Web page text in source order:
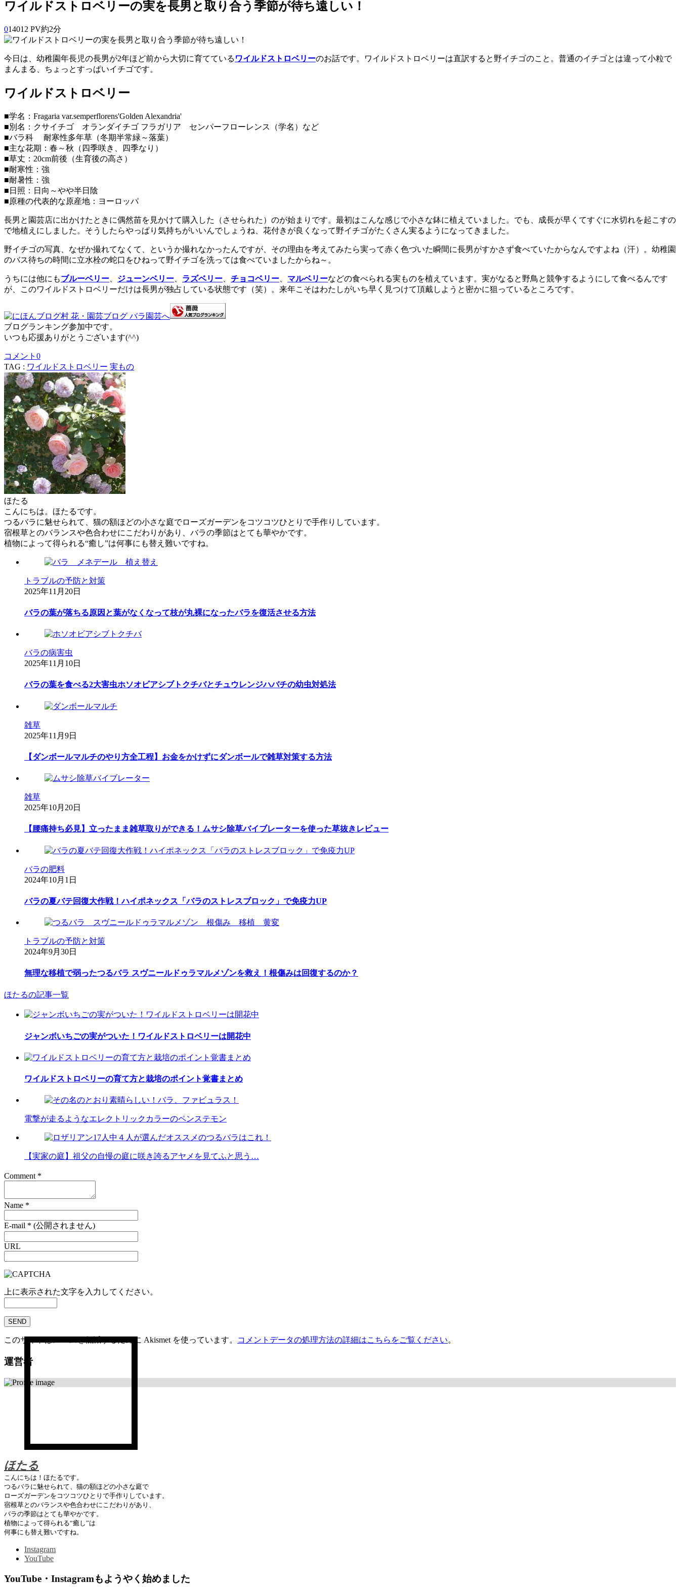
ワイルドストロベリーの実を長男と取り合う季節が待ち遠しい！
014012 PV約2分
今日は、幼稚園年長児の長男が2年ほど前から大切に育てている ワイルドストロベリーのお話です。ワイルドストロベリーは直訳すると野イチゴのこと。普通のイチゴとは違って小粒で
まんまる、ちょっとすっぱいイチゴです。
ワイルドストロベリー
■学名：Fragaria var.semperflorens'Golden Alexandria'
■別名：クサイチゴ オランダイチゴ フラガリア センパーフローレンス（学名）など
■バラ科 耐寒性多年草（冬期半常緑～落葉）
■主な花期：春～秋（四季咲き、四季なり）
■草丈：20cm前後（生育後の高さ）
■耐寒性：強
■耐暑性：強
■日照：日向～やや半日陰
■原種の代表的な原産地：ヨーロッパ
長男と園芸店に出かけたときに偶然苗を見かけて購入した（させられた）のが始まりです。最初はこんな感じで小さな鉢に植えていました。 でも、成長が早くてすぐに水切れを起こすの
で地植えにしました。 そうしたらやっぱり気持ちがいいんでしょうね、花付きが良くなって野イチゴがたくさん実るようになってきました。
野イチゴの写真、なぜか撮れてなくて、というか撮れなかったんですが、その理由を考えてみたら実って赤く色づいた瞬間に長男がすかさず食べていたからなんですよね（汗）。幼稚園
のバス待ちの時間に立水栓の蛇口をひねって野イチゴを洗っては食べていましたからね～。
うちには他にもブルーベリー ジューンベリー ラズベリー チョコベリー マルベリーなどの食べられる実ものを植えています。実がなると野鳥と競争するようにして食べるんです
が、このワイルドストロベリーだけは長男が独占している状態です（笑）。来年こそはわたしがいち早く見つけて頂戴しようと密かに狙っているところです。
ブログランキング参加中です。
いつも応援ありがとうございます(^^)
コメント 0
TAG : ワイルドストロベリー 実もの
ほたる
こんにちは。ほたるです。
つるバラに魅せられて、猫の額ほどの小さな庭でローズガーデンをコツコツひとりで手作りしています。
宿根草とのバランスや色合わせにこだわりがあり、バラの季節はとても華やかです。
植物によって得られる“癒し”は何事にも替え難いですね。
トラブルの予防と対策
2025年11月20日
バラの葉が落ちる原因と葉がなくなって枝が丸裸になったバラを復活させる方法
バラの病害虫
2025年11月10日
バラの葉を食べる2大害虫ホソオビアシブトクチバとチュウレンジハバチの幼虫対処法
雑草
2025年11月9日
【ダンボールマルチのやり方全工程】お金をかけずにダンボールで雑草対策する方法
雑草
2025年10月20日
【腰痛持ち必見】立ったまま雑草取りができる！ムサシ除草バイブレーターを使った草抜きレビュー
バラの肥料
2024年10月1日
バラの夏バテ回復大作戦！ハイポネックス「バラのストレスブロック」で免疫力UP
トラブルの予防と対策
2024年9月30日
無理な移植で弱ったつるバラ スヴニールドゥラマルメゾンを救え！根傷みは回復するのか？
ほたるの記事一覧
ジャンボいちごの実がついた！ワイルドストロベリーは開花中
ワイルドストロベリーの育て方と栽培のポイント覚書まとめ
電撃が走るようなエレクトリックカラーのペンステモン
【実家の庭】祖父の自慢の庭に咲き誇るアヤメを見てふと思う…
Comment *
Name *
E-mail * (公開されません)
URL
上に表示された文字を入力してください。
このサイトはスパムを低減するために Akismet を使っています。 コメントデータの処理方法の詳細はこちらをご覧ください。
運営者
ほたる
こんにちは！ほたるです。
つるバラに魅せられて、猫の額ほどの小さな庭で
ローズガーデンをコツコツひとりで手作りしています。
宿根草とのバランスや色合わせにこだわりがあり、
バラの季節はとても華やかです。
植物によって得られる“癒し”は
何事にも替え難いですね。
Instagram
YouTube
YouTube・Instagramもようやく始めました